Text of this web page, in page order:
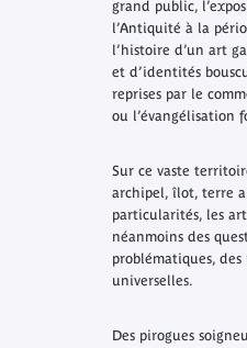
grand public,
l’Antiquité à la
l’histoire d’un art
et d’identités
reprises par le
ou l’évangélisation
Sur ce vaste
archipel, îlot, terre a
particularités, les
néanmoins des
problématiques,
universelles.
Des pirogues